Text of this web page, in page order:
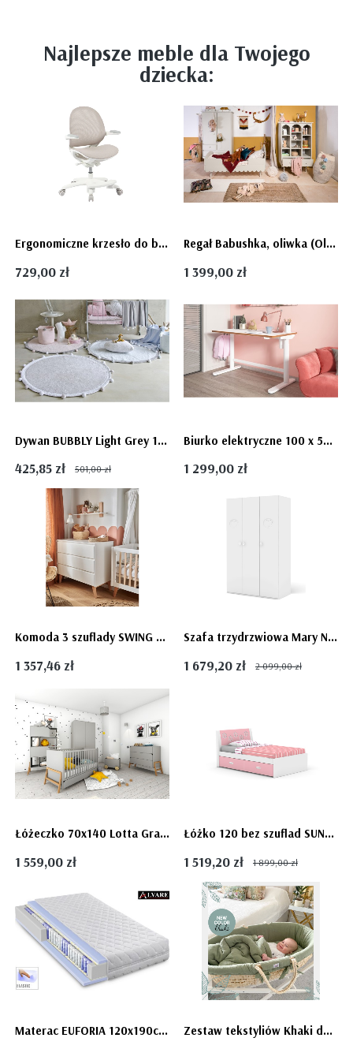
Najlepsze meble dla Twojego
dziecka:
Ergonomiczne krzesło do biurka dla dziecka beżowe XD 03 fotel z siateczką, podłokietnikami i podnóżkiem kremowe
729,00 zł
Regał Babushka, oliwka (Olive) w stylu retro dla dziecka Babuszka - dostawa gratis
1 399,00 zł
Dywan BUBBLY Light Grey 120 cm - Lorena Canals
425,85 zł 501,00 zł
Biurko elektryczne 100 x 50 cm - białe biurko regulowane dziecięce
1 299,00 zł
Komoda 3 szuflady SWING - Pinio
1 357,46 zł
Szafa trzydrzwiowa Mary Neo White - biała pojemna szafa 120 dla dziewczynki
1 679,20 zł 2 099,00 zł
Łóżeczko 70x140 Lotta Gray szare - tapczanik - Bellamy
1 559,00 zł
Łóżko 120 bez szuflad SUNNY Neo - połysk
1 519,20 zł 1 899,00 zł
Materac EUFORIA 120x190cm - kieszeniowy, siedmiostrefowy, elastyczny Zestaw tekstyliów Khaki do Kosza Mojżeszowego